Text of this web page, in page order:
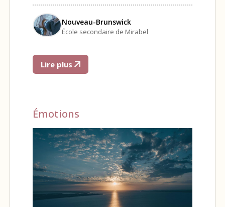
Nouveau-Brunswick
École secondaire de Mirabel
Lire plus
Émotions